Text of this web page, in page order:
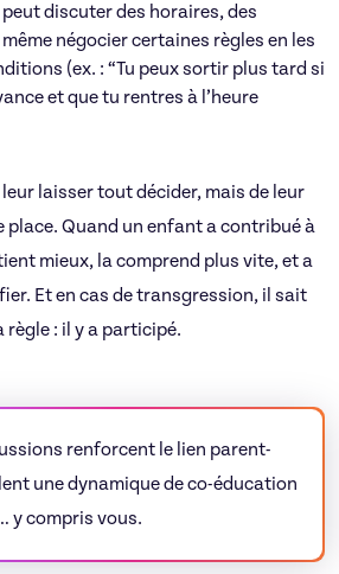
peut discuter des horaires, des
négocier certaines règles en les
(ex. : “Tu peux sortir plus tard si
et que tu rentres à l’heure
leur laisser tout décider, mais de leur
place. Quand un enfant a contribué à
mieux, la comprend plus vite, et a
Et en cas de transgression, il sait
règle : il y a participé.
renforcent le lien parent-
une dynamique de co-éducation
y compris vous.